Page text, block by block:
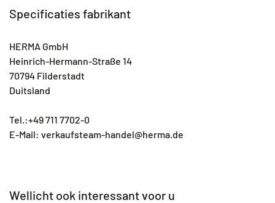
Specificaties fabrikant
HERMA GmbH
Heinrich-Hermann-Straße 14
70794 Filderstadt
Duitsland
Tel.:+49 711 7702-0
E-Mail: verkaufsteam-handel@herma.de
Wellicht ook interessant voor u